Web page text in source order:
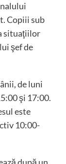
Copiii sub
situaţiilor
şef de
de luni
şi 17:00.
este
10:00-